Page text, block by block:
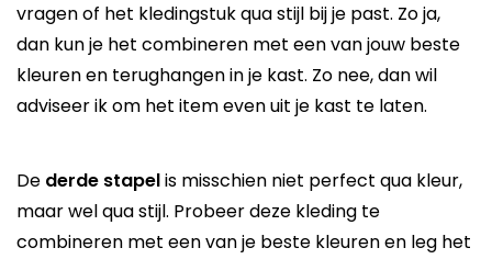
vragen of het kledingstuk qua stijl bij je past. Zo ja,
dan kun je het combineren met een van jouw beste
kleuren en terughangen in je kast. Zo nee, dan wil
adviseer ik om het item even uit je kast te laten.
De derde stapelis misschien niet perfect qua kleur,
maar wel qua stijl. Probeer deze kleding te
combineren met een van je beste kleuren en leg het